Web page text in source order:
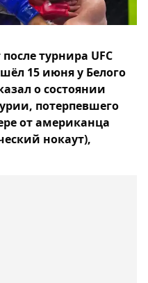
турнира UFC
15 июня у Белого
о состоянии
потерпевшего
от американца
нокаут),